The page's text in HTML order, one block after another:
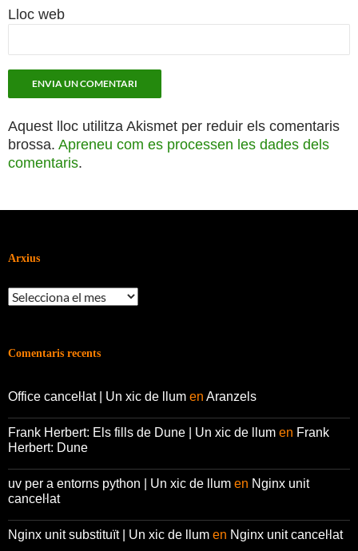
Lloc web
Aquest lloc utilitza Akismet per reduir els comentaris
brossa. Apreneu com es processen les dades dels
comentaris.
Arxius
Arxius
Comentaris recents
Office canceŀlat | Un xic de llum en Aranzels
Frank Herbert: Els fills de Dune | Un xic de llum en Frank
Herbert: Dune
uv per a entorns python | Un xic de llum en Nginx unit
canceŀlat
Nginx unit substituït | Un xic de llum en Nginx unit canceŀlat